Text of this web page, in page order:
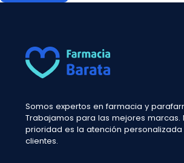
Somos expertos en farmacia y
Trabajamos para las mejores marcas.
prioridad es la atención personalizada
clientes.